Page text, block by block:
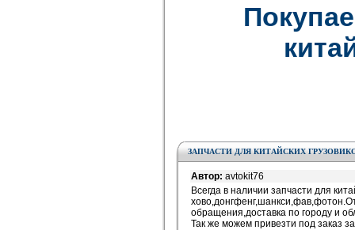
ЗАПЧАСТИ ДЛЯ КИТАЙСКИХ
Автор: avtokit76
Всегда в наличии запчасти для
обращения,доставка по городу и
Так же можем привезти под заказ